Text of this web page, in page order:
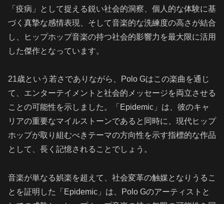
「疫病」として捉える鋭い社会的洞察、個人的な体験に基
づく真摯な感情表現、そして音楽的な洗練度の高さが結合
し、ヒップホップ音楽の持つ社会的影響力を最大限に活用
した傑作となっています。
21歳という若さでありながら、Polo Gはこの楽曲を通じ
て、エンターテイメントと社会的メッセージを両立させる
ことの可能性を示しました。「Epidemic」は、彼のキャ
リアの重要なマイルストーンであると同時に、現代ヒップ
ホップが取り組むべきテーマの方向性を示す指標的な作品
として、長く記憶されることでしょう。
音楽が単なる娯楽を超えて、社会変革の触媒となりうるこ
とを証明した「Epidemic」は、Polo Gのアーティストと